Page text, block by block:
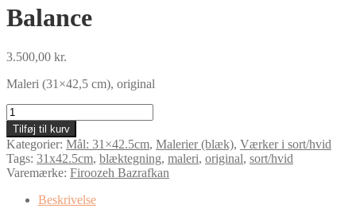
Balance
3.500,00 kr.
Maleri (31×42,5 cm), original
Balance
antal
Tilføj til kurv
Kategorier: Mål: 31×42.5cm, Malerier (blæk), Værker i sort/hvid
Tags: 31x42.5cm, blæktegning, maleri, original, sort/hvid
Varemærke: Firoozeh Bazrafkan
Beskrivelse